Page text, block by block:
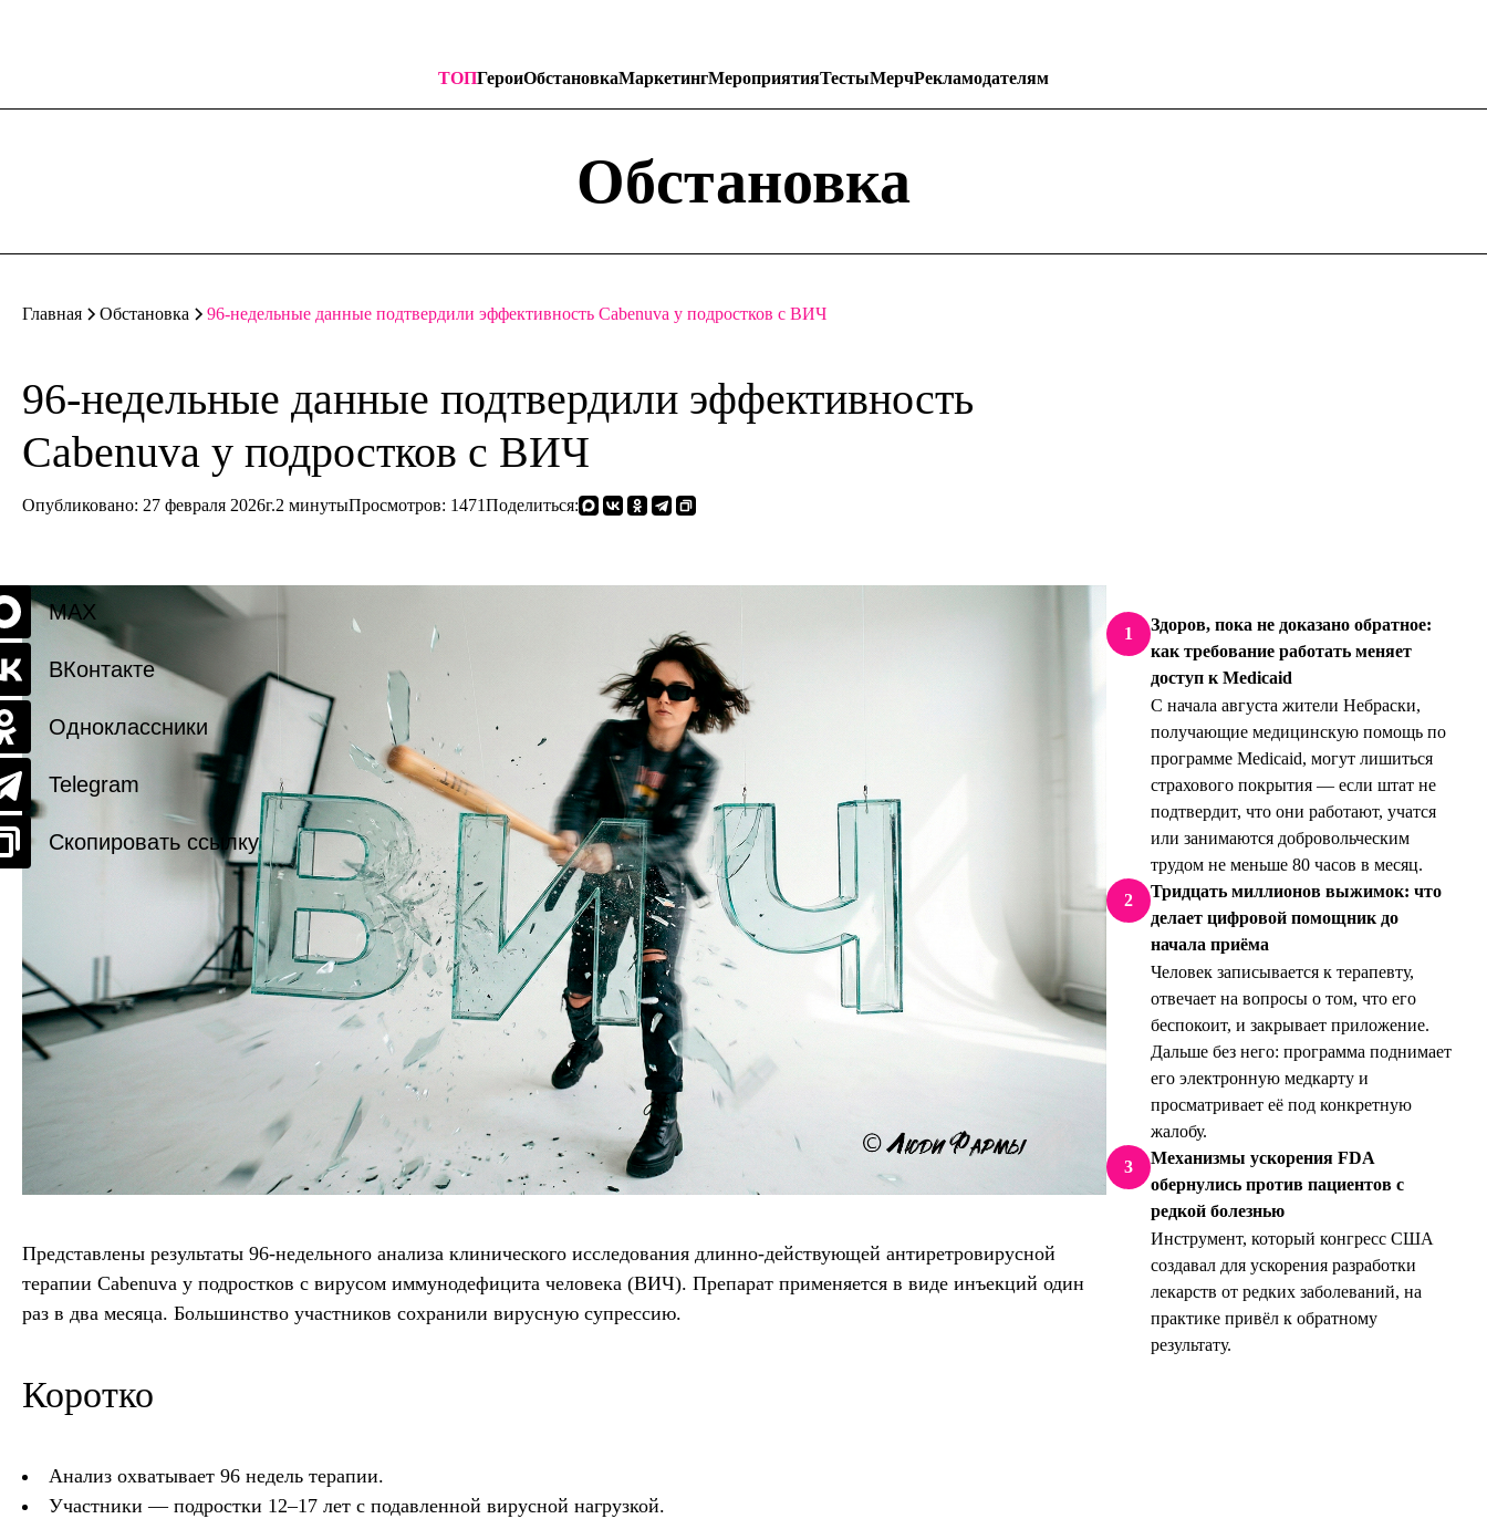
ТОПГероиОбстановкаМаркетингМероприятияТестыМерчРекламодателям
Обстановка
Главная Обстановка 96-недельные данные подтвердили эффективность Cabenuva у подростков с ВИЧ
96-недельные данные подтвердили эффективность
Cabenuva у подростков с ВИЧ
Опубликовано: 27 февраля 2026г.2 минутыПросмотров: 1471Поделиться:
MAX
ВКонтакте
Одноклассники
Telegram
Скопировать ссылку
Представлены результаты 96-недельного анализа клинического исследования длинно-действующей антиретровирусной
терапии Cabenuva у подростков с вирусом иммунодефицита человека (ВИЧ). Препарат применяется в виде инъекций один
раз в два месяца. Большинство участников сохранили вирусную супрессию.
Коротко
Анализ охватывает 96 недель терапии.
Участники — подростки 12–17 лет с подавленной вирусной нагрузкой.
1
Здоров, пока не доказано обратное:
как требование работать меняет
доступ к Medicaid
С начала августа жители Небраски,
получающие медицинскую помощь по
программе Medicaid, могут лишиться
страхового покрытия — если штат не
подтвердит, что они работают, учатся
или занимаются добровольческим
трудом не меньше 80 часов в месяц.
2
Тридцать миллионов выжимок: что
делает цифровой помощник до
начала приёма
Человек записывается к терапевту,
отвечает на вопросы о том, что его
беспокоит, и закрывает приложение.
Дальше без него: программа поднимает
его электронную медкарту и
просматривает её под конкретную
жалобу.
3
Механизмы ускорения FDA
обернулись против пациентов с
редкой болезнью
Инструмент, который конгресс США
создавал для ускорения разработки
лекарств от редких заболеваний, на
практике привёл к обратному
результату.